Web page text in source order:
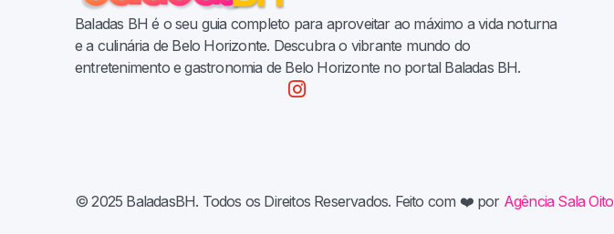
Baladas BH é o seu guia completo para aproveitar ao máximo a vida noturna
e a culinária de Belo Horizonte. Descubra o vibrante mundo do
entretenimento e gastronomia de Belo Horizonte no portal Baladas BH.
© 2025 BaladasBH. Todos os Direitos Reservados. Feito com ❤️ por Agência Sala Oito